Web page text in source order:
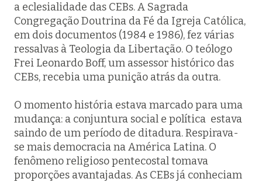
a eclesialidade das CEBs. A Sagrada
Congregação Doutrina da Fé da Igreja Católica,
em dois documentos (1984 e 1986), fez várias
ressalvas à Teologia da Libertação. O teólogo
Frei Leonardo Boff, um assessor histórico das
CEBs, recebia uma punição atrás da outra.
O momento história estava marcado para uma
mudança: a conjuntura social e política estava
saindo de um período de ditadura. Respirava-
se mais democracia na América Latina. O
fenômeno religioso pentecostal tomava
proporções avantajadas. As CEBs já conheciam